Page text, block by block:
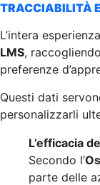
TRACCIABILITÀ
L’intera
LMS,
preferenze
Questi dati
personalizzarli
L’efficacia
Secondo l’
parte delle